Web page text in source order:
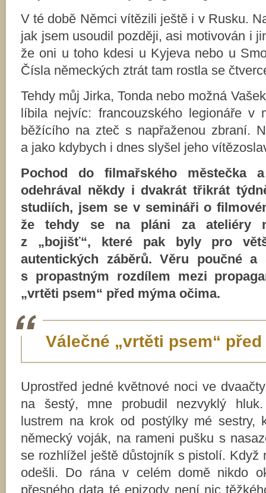
V té době Němci vítězili ještě i v Rusku.
jak jsem usoudil později, asi motivován i
že oni u toho kdesi u Kyjeva nebo u
Čísla německých ztrát tam rostla se
Tehdy můj Jirka, Tonda nebo možná
líbila nejvíc: francouzského legionáře v
běžícího na zteč s napřaženou zbraní.
a jako kdybych i dnes slyšel jeho
Pochod do filmařského městečka
odehrával někdy i dvakrát třikrát
studiích, jsem se v semináři o
že tehdy se na pláni za ateliéry
z „bojišť“, které pak byly pro
autentických záběrů. Věru poučné a
s propastným rozdílem mezi
„vrtěti psem“ před mýma očima.
Válečné „vrtěti psem“
Uprostřed jedné květnové noci ve
na šestý, mne probudil nezvyklý
lustrem na krok od postýlky mé sestry,
německý voják, na rameni pušku s
se rozhlížel ještě důstojník s pistolí. Když
odešli. Do rána v celém domě nikdo
přesného data té epizody není nic